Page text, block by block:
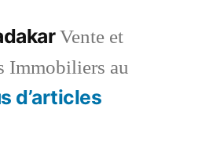
Vente et
Immobiliers au
d’articles